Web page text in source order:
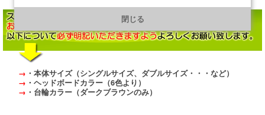
→ ・本体サイズ（シングルサイズ、ダブルサイズ・・・など）
→ ・ヘッドボードカラー（6色より）
→ ・台輪カラー（ダークブラウンのみ）
https://line.me/R/ti/p/@901ptzjz
閉じる